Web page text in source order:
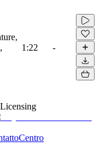
1:22 -
Centro